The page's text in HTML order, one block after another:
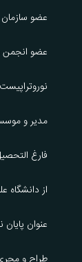
عضو
عضو انجمن
مدیر و موسس
فارغ
از دانشگاه
عنوان